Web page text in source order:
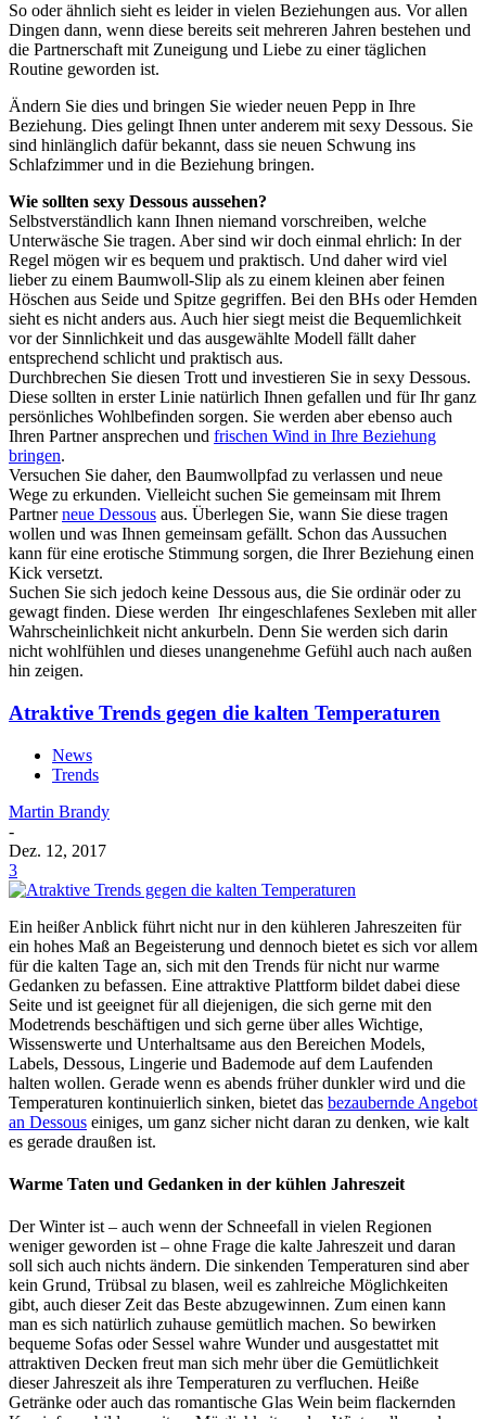
So oder ähnlich sieht es leider in vielen Beziehungen aus. Vor allen
Dingen dann, wenn diese bereits seit mehreren Jahren bestehen und
die Partnerschaft mit Zuneigung und Liebe zu einer täglichen
Routine geworden ist.
Ändern Sie dies und bringen Sie wieder neuen Pepp in Ihre
Beziehung. Dies gelingt Ihnen unter anderem mit sexy Dessous. Sie
sind hinlänglich dafür bekannt, dass sie neuen Schwung ins
Schlafzimmer und in die Beziehung bringen.
Wie sollten sexy Dessous aussehen?
Selbstverständlich kann Ihnen niemand vorschreiben, welche
Unterwäsche Sie tragen. Aber sind wir doch einmal ehrlich: In der
Regel mögen wir es bequem und praktisch. Und daher wird viel
lieber zu einem Baumwoll-Slip als zu einem kleinen aber feinen
Höschen aus Seide und Spitze gegriffen. Bei den BHs oder Hemden
sieht es nicht anders aus. Auch hier siegt meist die Bequemlichkeit
vor der Sinnlichkeit und das ausgewählte Modell fällt daher
entsprechend schlicht und praktisch aus.
Durchbrechen Sie diesen Trott und investieren Sie in sexy Dessous.
Diese sollten in erster Linie natürlich Ihnen gefallen und für Ihr ganz
persönliches Wohlbefinden sorgen. Sie werden aber ebenso auch
Ihren Partner ansprechen und frischen Wind in Ihre Beziehung
bringen.
Versuchen Sie daher, den Baumwollpfad zu verlassen und neue
Wege zu erkunden. Vielleicht suchen Sie gemeinsam mit Ihrem
Partnerneue Dessous aus. Überlegen Sie, wann Sie diese tragen
wollen und was Ihnen gemeinsam gefällt. Schon das Aussuchen
kann für eine erotische Stimmung sorgen, die Ihrer Beziehung einen
Kick versetzt.
Suchen Sie sich jedoch keine Dessous aus, die Sie ordinär oder zu
gewagt finden. Diese werden Ihr eingeschlafenes Sexleben mit aller
Wahrscheinlichkeit nicht ankurbeln. Denn Sie werden sich darin
nicht wohlfühlen und dieses unangenehme Gefühl auch nach außen
hin zeigen.
Atraktive Trends gegen die kalten Temperaturen
News
Trends
Martin Brandy
-
Dez. 12, 2017
3
Ein heißer Anblick führt nicht nur in den kühleren Jahreszeiten für
ein hohes Maß an Begeisterung und dennoch bietet es sich vor allem
für die kalten Tage an, sich mit den Trends für nicht nur warme
Gedanken zu befassen. Eine attraktive Plattform bildet dabei diese
Seite und ist geeignet für all diejenigen, die sich gerne mit den
Modetrends beschäftigen und sich gerne über alles Wichtige,
Wissenswerte und Unterhaltsame aus den Bereichen Models,
Labels, Dessous, Lingerie und Bademode auf dem Laufenden
halten wollen. Gerade wenn es abends früher dunkler wird und die
Temperaturen kontinuierlich sinken, bietet das bezaubernde Angebot
an Dessous einiges, um ganz sicher nicht daran zu denken, wie kalt
es gerade draußen ist.
Warme Taten und Gedanken in der kühlen Jahreszeit
Der Winter ist – auch wenn der Schneefall in vielen Regionen
weniger geworden ist – ohne Frage die kalte Jahreszeit und daran
soll sich auch nichts ändern. Die sinkenden Temperaturen sind aber
kein Grund, Trübsal zu blasen, weil es zahlreiche Möglichkeiten
gibt, auch dieser Zeit das Beste abzugewinnen. Zum einen kann
man es sich natürlich zuhause gemütlich machen. So bewirken
bequeme Sofas oder Sessel wahre Wunder und ausgestattet mit
attraktiven Decken freut man sich mehr über die Gemütlichkeit
dieser Jahreszeit als ihre Temperaturen zu verfluchen. Heiße
Getränke oder auch das romantische Glas Wein beim flackernden